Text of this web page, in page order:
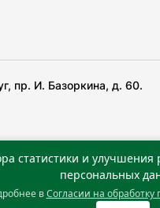
пр. И. Базоркина, д. 60.
по надзору в сфере
Государственное
статистики и
персональных
вСогласии на